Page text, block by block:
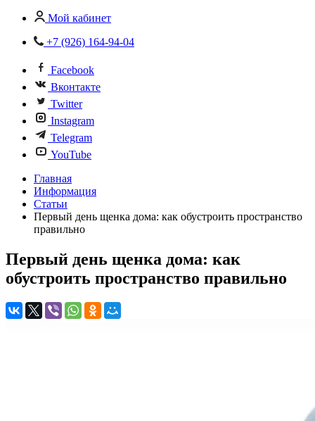
Мой кабинет
+7 (926) 164-94-04
Facebook
Вконтакте
Twitter
Instagram
Telegram
YouTube
Главная
Информация
Статьи
Первый день щенка дома: как обустроить пространство
правильно
Первый день щенка дома: как
обустроить пространство правильно